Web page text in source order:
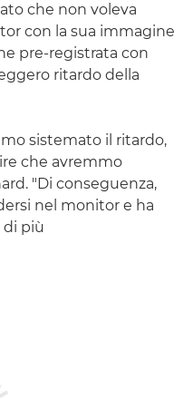
che non voleva
con la sua immagine
pre-registrata con
ritardo della
sistemato il ritardo,
che avremmo
"Di conseguenza,
nel monitor e ha
di più